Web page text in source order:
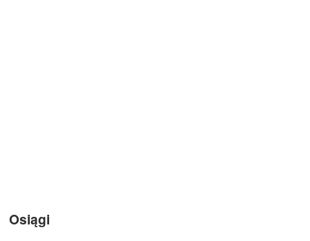
Osiągi